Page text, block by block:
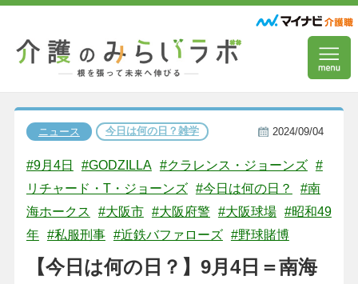
ニュース 今日は何の日？雑学 2024/09/04
#9月4日 #GODZILLA #クラレンス・ジョーンズ #
リチャード・T・ジョーンズ #今日は何の日？
#南
海ホークス
#大阪市 #大阪府警 #大阪球場 #昭和49
年 #私服刑事 #近鉄バファローズ #野球賭博
【今日は何の日？】9月4日＝南海